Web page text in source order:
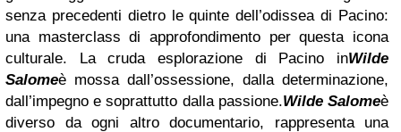
senza precedenti dietro le quinte dell’odissea di Pacino:
una masterclass di approfondimento per questa icona
culturale. La cruda esplorazione di Pacino inWilde
Salomeè mossa dall’ossessione, dalla determinazione,
dall’impegno e soprattutto dalla passione.Wilde Salomeè
diverso da ogni altro documentario, rappresenta una